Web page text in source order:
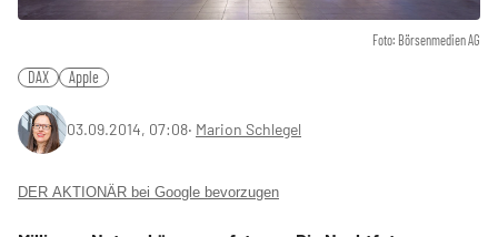
Foto: Börsenmedien AG
DAX Apple
03.09.2014, 07:08‧ Marion Schlegel
DER AKTIONÄR bei Google bevorzugen